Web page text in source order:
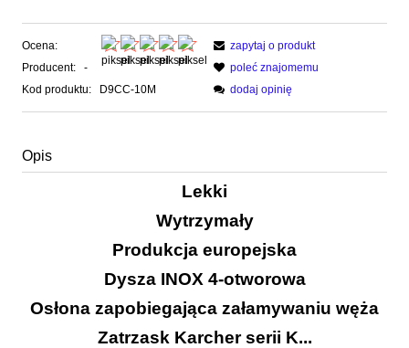
Ocena:
Producent:
-
Kod produktu:
D9CC-10M
zapytaj o produkt
poleć znajomemu
dodaj opinię
Opis
Lekki
Wytrzymały
Produkcja europejska
Dysza INOX 4-otworowa
Osłona zapobiegająca załamywaniu węża
Zatrzask Karcher serii K...